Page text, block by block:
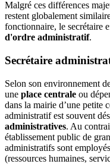
Malgré ces différences
restent globalement
fonctionnaire, le secrétaire
d'ordre administratif.
Secrétaire
Selon son environnement
une place centrale ou
dans la mairie d’une petite
administratif est souvent
administratives. Au
établissement public de
administratifs sont
(ressources humaines,